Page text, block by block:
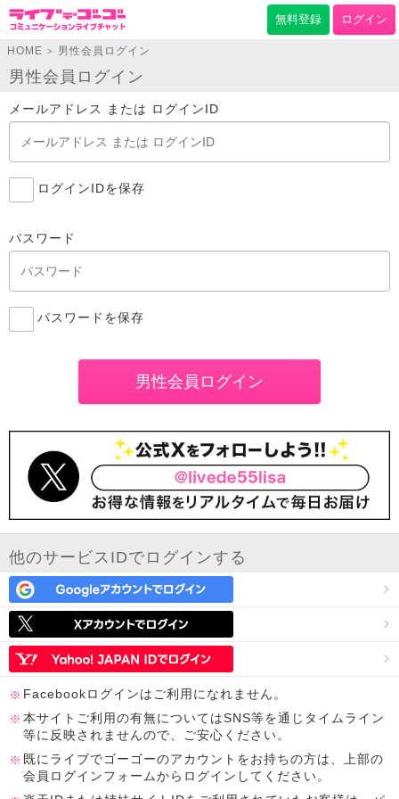
無料登録 ログイン
HOME > 男性会員ログイン
男性会員ログイン
メールアドレス または ログインID
ログインIDを保存
パスワード
パスワードを保存
他のサービスIDでログインする
Facebookログインはご利用になれません。
本サイトご利用の有無についてはSNS等を通じタイムライン
等に反映されませんので、ご安心ください。
既にライブでゴーゴーのアカウントをお持ちの方は、上部の
会員ログインフォームからログインしてください。